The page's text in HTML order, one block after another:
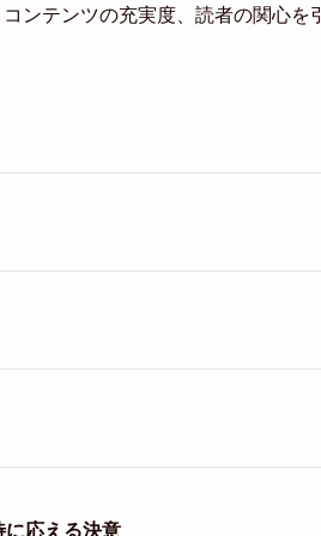
ンテンツの充実度、読者の関心を引
に応える決意